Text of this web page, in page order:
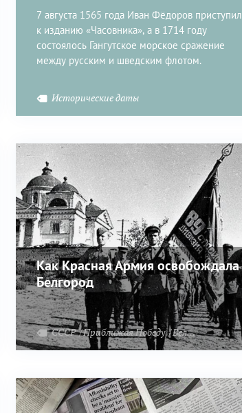
7 августа 1565 года Иван Фёдоров приступил
к изданию «Часовника», а в 1714 году
состоялось Гангутское морское сражение
между русским и шведским флотом.
Исторические даты
Как Красная Армия освобождала
Белгород
СССР Приближая Победу Великая Отечественная война